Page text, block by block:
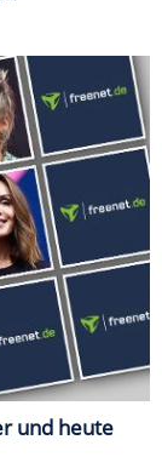
und heute